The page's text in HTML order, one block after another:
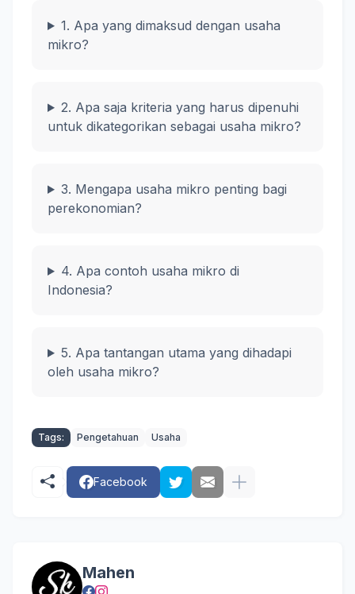
1. Apa yang dimaksud dengan usaha
mikro?
2. Apa saja kriteria yang harus dipenuhi
untuk dikategorikan sebagai usaha mikro?
3. Mengapa usaha mikro penting bagi
perekonomian?
4. Apa contoh usaha mikro di
Indonesia?
5. Apa tantangan utama yang dihadapi
oleh usaha mikro?
Tags: Pengetahuan Usaha
Facebook
Mahen